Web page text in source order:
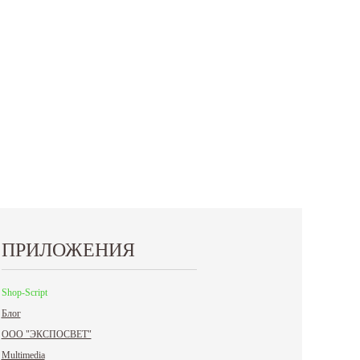
ПРИЛОЖЕНИЯ
Shop-Script
Блог
ООО "ЭКСПОСВЕТ"
Multimedia